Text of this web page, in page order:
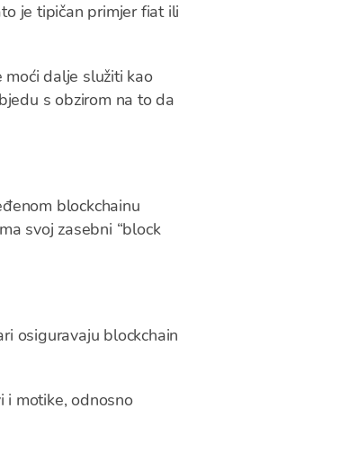
je tipičan primjer fiat ili
dalje služiti kao
s obzirom na to da
blockchainu
svoj zasebni “block
osiguravaju blockchain
i motike, odnosno